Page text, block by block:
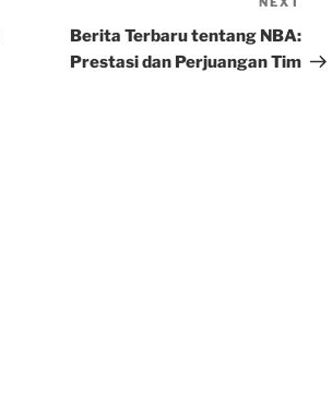
Post
Berita Terbaru tentang NBA:
Prestasi dan Perjuangan Tim